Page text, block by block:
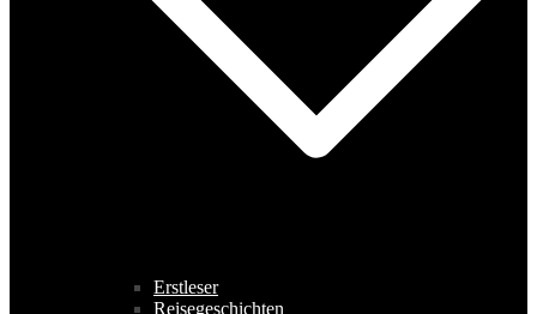
Erstleser
Reisegeschichten